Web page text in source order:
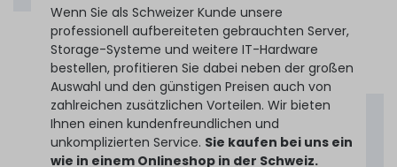
HPE ProLiant DL380 Gen10 (24xSFF) Base Rack Server
mit 2x Xeon Gold 6134 8-Core 3.20 GHz, 32 GB DDR4
RAM
13 Stück sofort lieferbar
GB NVMe
4
Stück sofort lieferbar
1-2 Tage*
1.899,99 € *
Wenn Sie als Schweizer Kunde unsere
professionell aufbereiteten gebrauchten Server,
Storage-Systeme und weitere IT-Hardware
bestellen, profitieren Sie dabei neben der großen
Auswahl und den günstigen Preisen auch von
zahlreichen zusätzlichen Vorteilen. Wir bieten
Ihnen einen kundenfreundlichen und
unkomplizierten Service. Sie kaufen bei uns ein
wie in einem Onlineshop in der Schweiz.